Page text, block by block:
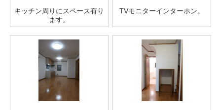
キッチン周りにスペース有り
ます。
TVモニターインターホン。